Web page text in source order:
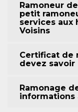
Ramoneur
petit
services aux
Voisins
Certificat de
devez savoir
Ramonage
informations